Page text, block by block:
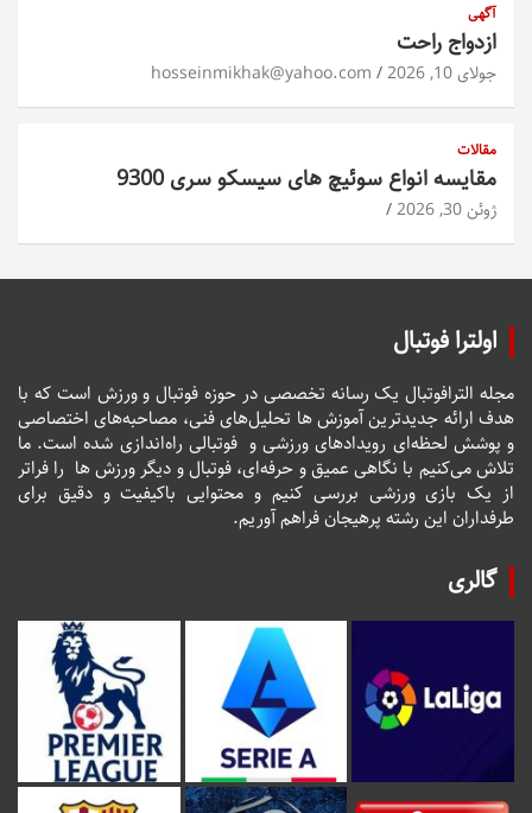
آگهی
ازدواج راحت
جولای 10, 2026 hosseinmikhak@yahoo.com
مقالات
مقایسه انواع سوئیچ های سیسکو سری 9300
ژوئن 30, 2026
اولترا فوتبال
مجله الترافوتبال یک رسانه تخصصی در حوزه فوتبال و ورزش است که با
هدف ارائه جدیدترین آموزش ها تحلیل‌های فنی، مصاحبه‌های اختصاصی
و پوشش لحظه‌ای رویدادهای ورزشی و فوتبالی راه‌اندازی شده است. ما
تلاش می‌کنیم با نگاهی عمیق و حرفه‌ای، فوتبال و دیگر ورزش ها را فراتر
از یک بازی ورزشی بررسی کنیم و محتوایی باکیفیت و دقیق برای
طرفداران این رشته پرهیجان فراهم آوریم.
گالری